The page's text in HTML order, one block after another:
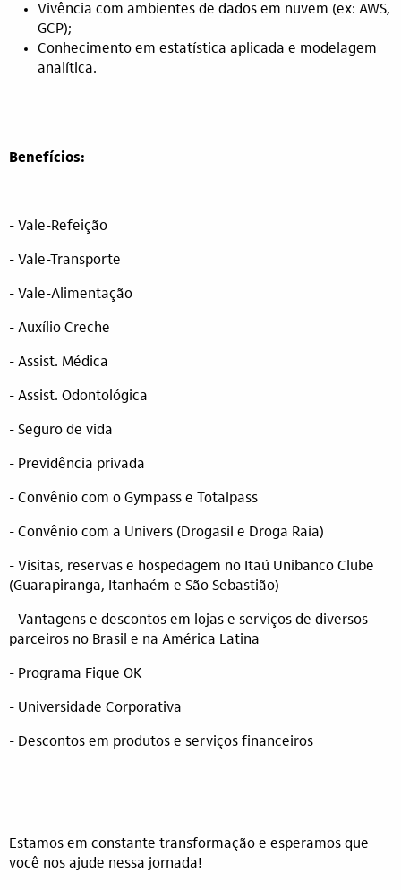
Vivência com ambientes de dados em nuvem (ex: AWS,
GCP);
Conhecimento em estatística aplicada e modelagem
analítica.
Benefícios:
- Vale-Refeição
- Vale-Transporte
- Vale-Alimentação
- Auxílio Creche
- Assist. Médica
- Assist. Odontológica
- Seguro de vida
- Previdência privada
- Convênio com o Gympass e Totalpass
- Convênio com a Univers (Drogasil e Droga Raia)
- Visitas, reservas e hospedagem no Itaú Unibanco Clube
(Guarapiranga, Itanhaém e São Sebastião)
- Vantagens e descontos em lojas e serviços de diversos
parceiros no Brasil e na América Latina
- Programa Fique OK
- Universidade Corporativa
- Descontos em produtos e serviços financeiros
Estamos em constante transformação e esperamos que
você nos ajude nessa jornada!